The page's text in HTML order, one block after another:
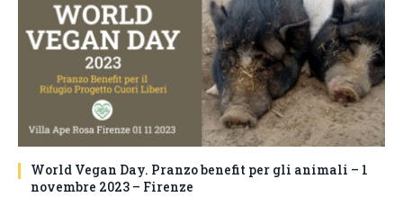
World Vegan Day. Pranzo benefit per gli animali – 1
novembre 2023 – Firenze